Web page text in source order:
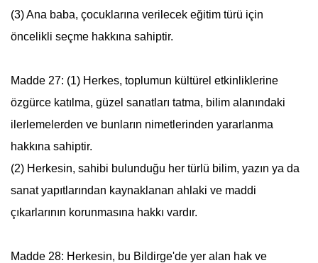
(3) Ana baba, çocuklarına verilecek eğitim türü için
öncelikli seçme hakkına sahiptir.
Madde 27: (1) Herkes, toplumun kültürel etkinliklerine
özgürce katılma, güzel sanatları tatma, bilim alanındaki
ilerlemelerden ve bunların nimetlerinden yararlanma
hakkına sahiptir.
(2) Herkesin, sahibi bulunduğu her türlü bilim, yazın ya da
sanat yapıtlarından kaynaklanan ahlaki ve maddi
çıkarlarının korunmasına hakkı vardır.
Madde 28: Herkesin, bu Bildirge'de yer alan hak ve